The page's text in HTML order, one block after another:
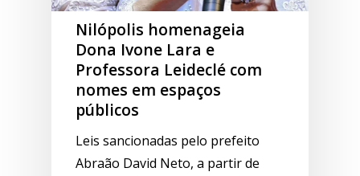
Nilópolis homenageia
Dona Ivone Lara e
Professora Leideclé com
nomes em espaços
públicos
Leis sancionadas pelo prefeito
Abraão David Neto, a partir de